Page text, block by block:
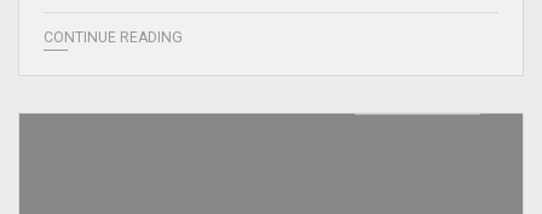
CONTINUE READING